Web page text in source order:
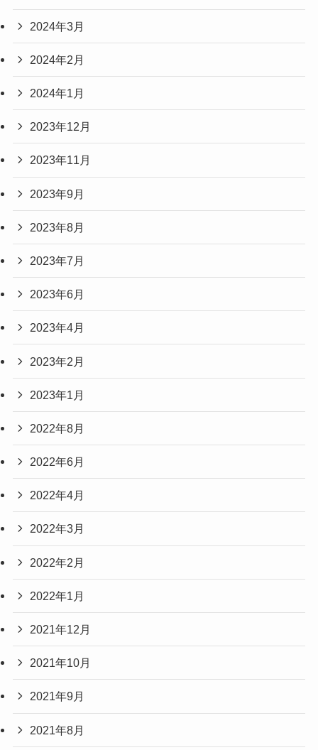
2024年3月
2024年2月
2024年1月
2023年12月
2023年11月
2023年9月
2023年8月
2023年7月
2023年6月
2023年4月
2023年2月
2023年1月
2022年8月
2022年6月
2022年4月
2022年3月
2022年2月
2022年1月
2021年12月
2021年10月
2021年9月
2021年8月